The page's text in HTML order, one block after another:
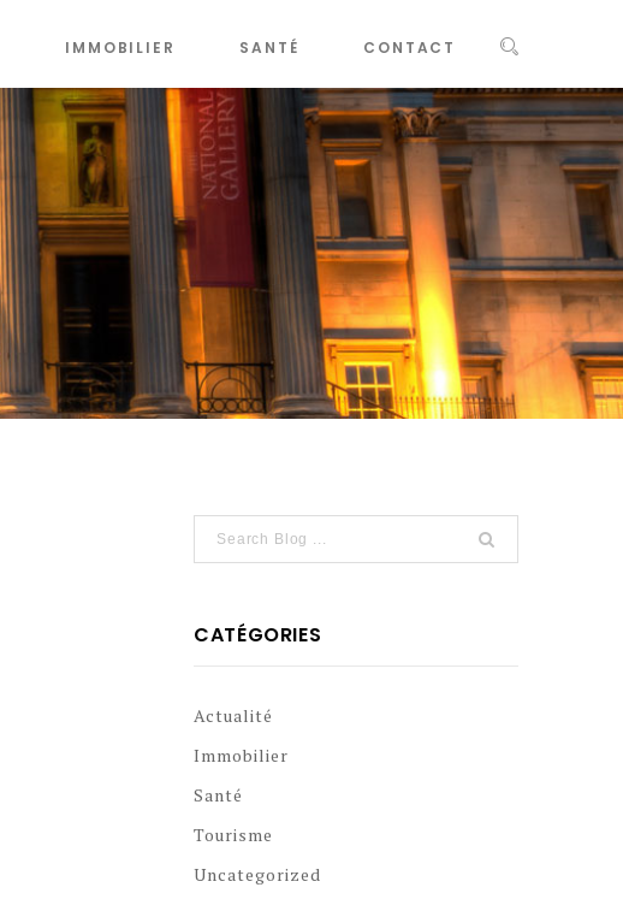
IMMOBILIER SANTÉ CONTACT
CATÉGORIES
Actualité
Immobilier
Santé
Tourisme
Uncategorized